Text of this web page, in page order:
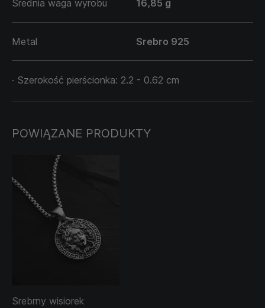
że nawet to, co budzi lęk, może stać się źródłem siły
— jeśli zaakceptujesz swój cień i przemienisz strach w
moc.
Średnia waga wyrobu
16,85 g
Metal Srebro 925
· Szerokość pierścionka: 2.2 - 0.62 cm
POWIĄZANE PRODUKTY
Srebrny wisiorek